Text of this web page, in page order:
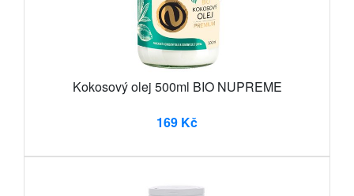
Kokosový olej 500ml BIO NUPREME
169 Kč